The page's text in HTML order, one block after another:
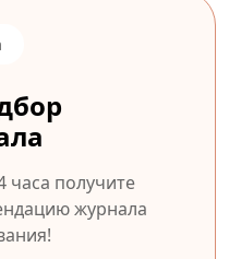
часа получите
журнала